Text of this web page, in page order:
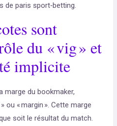
de paris sport‑betting.
sont
du « vig » et
implicite
marge du bookmaker,
ou « margin ». Cette marge
soit le résultat du match.